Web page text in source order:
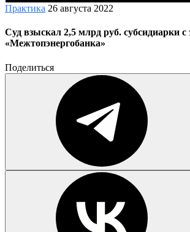
Практика 26 августа 2022
Суд взыскал 2,5 млрд руб. субсидиарки с
«Межтопэнергобанка»
Поделиться